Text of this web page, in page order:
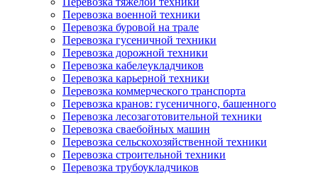
Перевозка военной техники
Перевозка буровой на трале
Перевозка гусеничной техники
Перевозка дорожной техники
Перевозка кабелеукладчиков
Перевозка карьерной техники
Перевозка коммерческого транспорта
Перевозка кранов: гусеничного, башенного
Перевозка лесозаготовительной техники
Перевозка сваебойных машин
Перевозка сельскохозяйственной техники
Перевозка строительной техники
Перевозка трубоукладчиков